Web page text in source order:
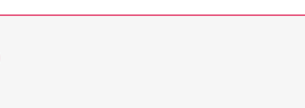
出一个担心破坏剧本理所当然的舞台。
光》中期，剧本仅完成一半时，就要求舞台设